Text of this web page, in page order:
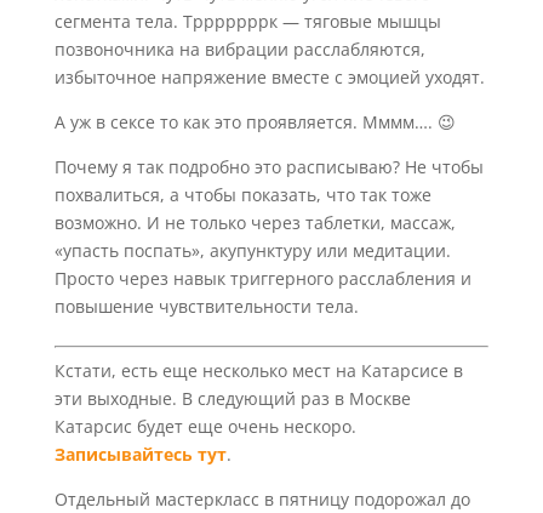
сегмента тела. Трррррррк — тяговые мышцы
позвоночника на вибрации расслабляются,
избыточное напряжение вместе с эмоцией уходят.
А уж в сексе то как это проявляется. Мммм…. 😉
Почему я так подробно это расписываю? Не чтобы
похвалиться, а чтобы показать, что так тоже
возможно. И не только через таблетки, массаж,
«упасть поспать», акупунктуру или медитации.
Просто через навык триггерного расслабления и
повышение чувствительности тела.
Кстати, есть еще несколько мест на Катарсисе в
эти выходные. В следующий раз в Москве
Катарсис будет еще очень нескоро.
Записывайтесь тут.
Отдельный мастеркласс в пятницу подорожал до